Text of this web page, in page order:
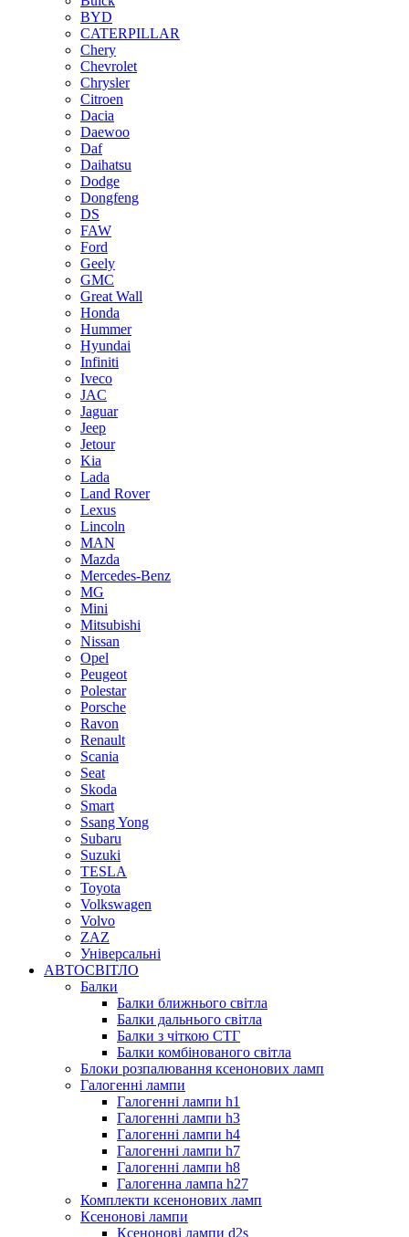
BYD
CATERPILLAR
Chery
Chevrolet
Chrysler
Citroen
Dacia
Daewoo
Daf
Daihatsu
Dodge
Dongfeng
DS
FAW
Ford
Geely
GMC
Great Wall
Honda
Hummer
Hyundai
Infiniti
Iveco
JAC
Jaguar
Jeep
Jetour
Kia
Lada
Land Rover
Lexus
Lincoln
MAN
Mazda
Mercedes-Benz
MG
Mini
Mitsubishi
Nissan
Opel
Peugeot
Polestar
Porsche
Ravon
Renault
Scania
Seat
Skoda
Smart
Ssang Yong
Subaru
Suzuki
TESLA
Toyota
Volkswagen
Volvo
ZAZ
Універсальні
АВТОСВІТЛО
Балки
Балки ближнього світла
Балки дальнього світла
Балки з чіткою СТГ
Балки комбінованого світла
Блоки розпалювання ксенонових ламп
Галогенні лампи
Галогенні лампи h1
Галогенні лампи h3
Галогенні лампи h4
Галогенні лампи h7
Галогенні лампи h8
Галогенна лампа h27
Комплекти ксенонових ламп
Ксенонові лампи
Ксенонові лампи d2s